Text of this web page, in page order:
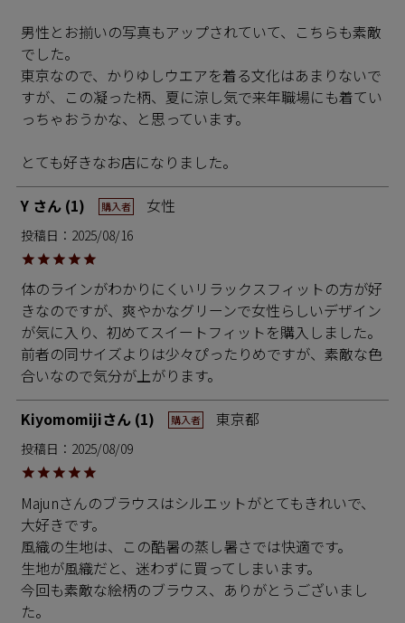
男性とお揃いの写真もアップされていて、こちらも素敵
でした。
東京なので、かりゆしウエアを着る文化はあまりないで
すが、この凝った柄、夏に涼し気で来年職場にも着てい
っちゃおうかな、と思っています。
とても好きなお店になりました。
Y 1 購入者 女性
投稿日 2025/08/16
体のラインがわかりにくいリラックスフィットの方が好
きなのですが、爽やかなグリーンで女性らしいデザイン
が気に入り、初めてスイートフィットを購入しました。
前者の同サイズよりは少々ぴったりめですが、素敵な色
合いなので気分が上がります。
Kiyomomiji 1 購入者 東京都
投稿日 2025/08/09
Majunさんのブラウスはシルエットがとてもきれいで、
大好きです。
風織の生地は、この酷暑の蒸し暑さでは快適です。
生地が風織だと、迷わずに買ってしまいます。
今回も素敵な絵柄のブラウス、ありがとうございまし
た。